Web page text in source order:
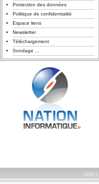
Protection des données
Politique de confidentialité
Espace liens
Newsletter
Téléchargement
Sondage ...
CGV